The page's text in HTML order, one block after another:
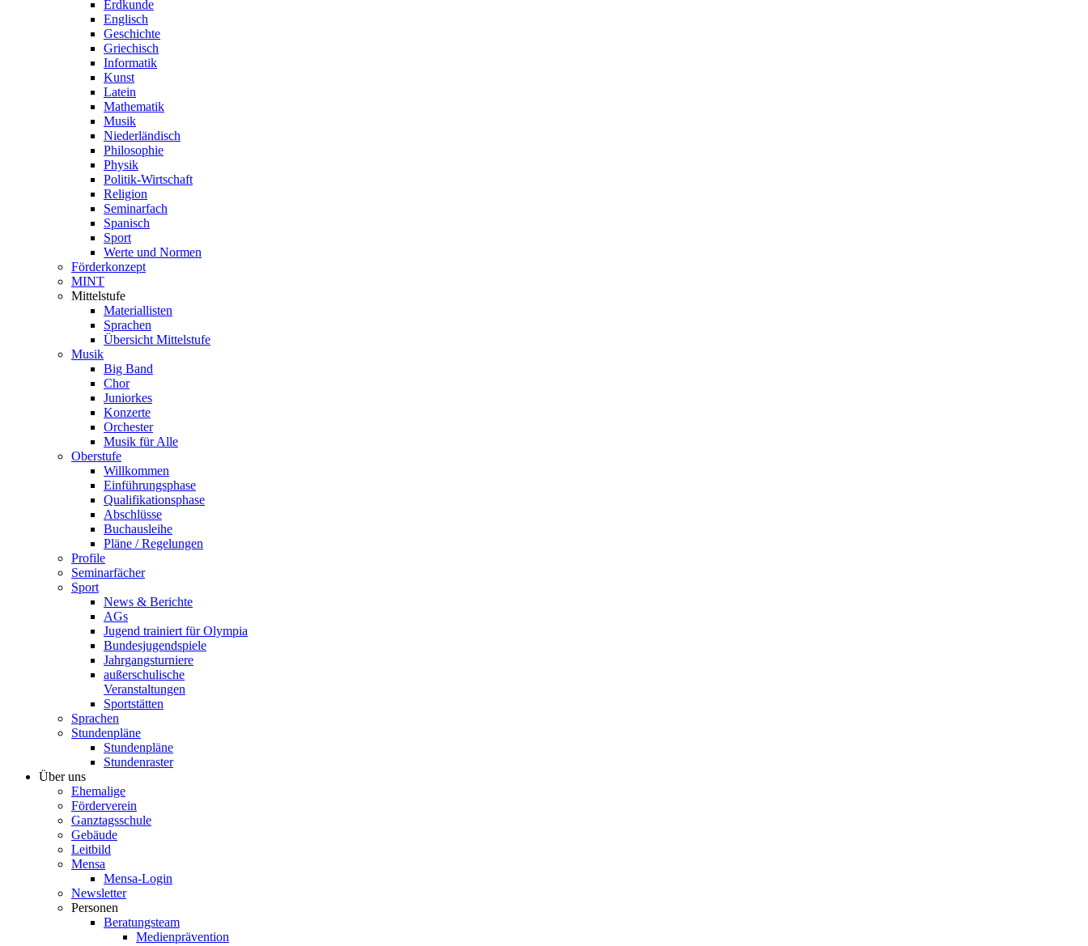
Erdkunde
Englisch
Geschichte
Griechisch
Informatik
Kunst
Latein
Mathematik
Musik
Niederländisch
Philosophie
Physik
Politik-Wirtschaft
Religion
Seminarfach
Spanisch
Sport
Werte und Normen
Förderkonzept
MINT
Mittelstufe
Materiallisten
Sprachen
Übersicht Mittelstufe
Musik
Big Band
Chor
Juniorkes
Konzerte
Orchester
Musik für Alle
Oberstufe
Willkommen
Einführungsphase
Qualifikationsphase
Abschlüsse
Buchausleihe
Pläne / Regelungen
Profile
Seminarfächer
Sport
News & Berichte
AGs
Jugend trainiert für Olympia
Bundesjugendspiele
Jahrgangsturniere
außerschulische
Veranstaltungen
Sportstätten
Sprachen
Stundenpläne
Stundenpläne
Stundenraster
Über uns
Ehemalige
Förderverein
Ganztagsschule
Gebäude
Leitbild
Mensa
Mensa-Login
Newsletter
Personen
Beratungsteam
Medienprävention